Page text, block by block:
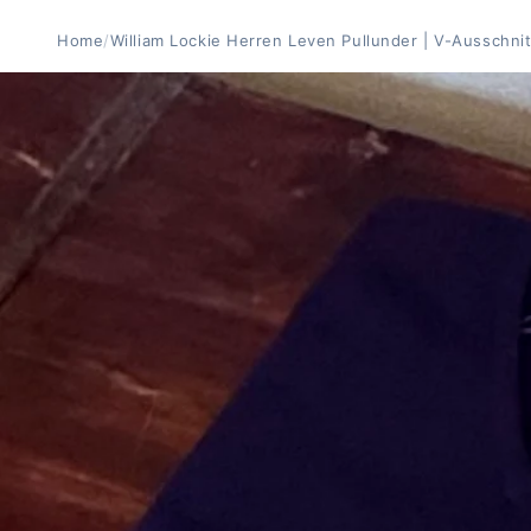
Home/William Lockie Herren Leven Pullunder | V-